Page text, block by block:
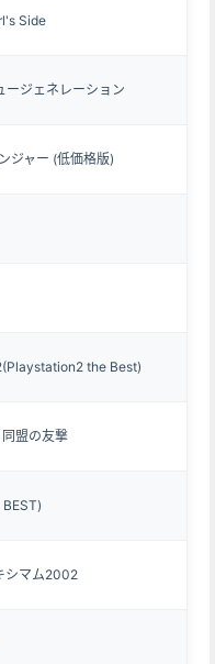
Side
ージェネレーション
ジャー (低価格版)
the Best)
盟の友撃
BEST)
シマム2002